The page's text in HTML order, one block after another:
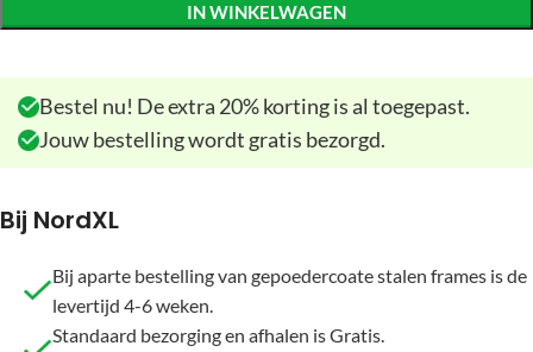
IN WINKELWAGEN
Bestel nu! De extra 20% korting is al toegepast.
Jouw bestelling wordt gratis bezorgd.
Bij NordXL
Bij aparte bestelling van gepoedercoate stalen frames is de
levertijd 4-6 weken.
Standaard bezorging en afhalen is Gratis.